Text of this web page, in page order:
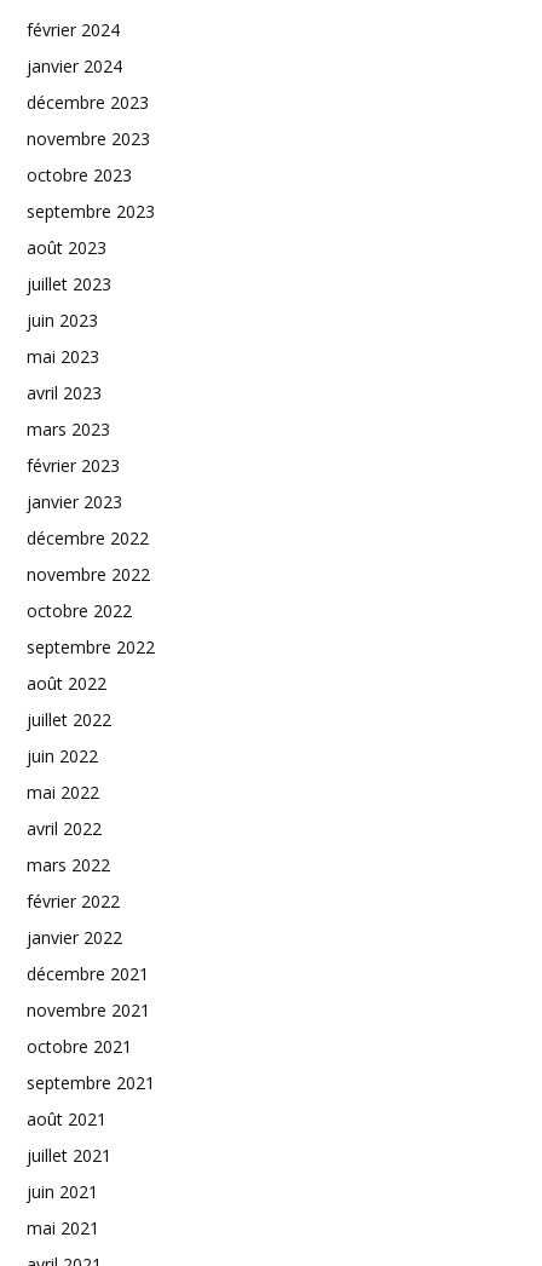
février 2024
janvier 2024
décembre 2023
novembre 2023
octobre 2023
septembre 2023
août 2023
juillet 2023
juin 2023
mai 2023
avril 2023
mars 2023
février 2023
janvier 2023
décembre 2022
novembre 2022
octobre 2022
septembre 2022
août 2022
juillet 2022
juin 2022
mai 2022
avril 2022
mars 2022
février 2022
janvier 2022
décembre 2021
novembre 2021
octobre 2021
septembre 2021
août 2021
juillet 2021
juin 2021
mai 2021